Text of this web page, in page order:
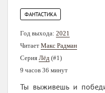
ФАНТАСТИКА
Год выхода: 2021
Читает Макс Радман
Серия Лёд (#1)
9 часов 36 минут
Ты выживешь и